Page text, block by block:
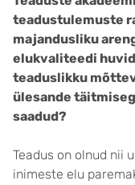
teadustulemuste
majandusliku
elukvaliteedi
teaduslikku
ülesande
saadud?
Teadus on olnud nii
inimeste elu